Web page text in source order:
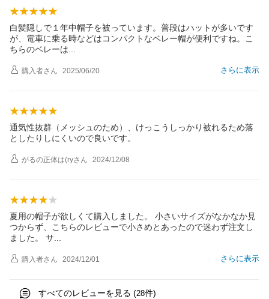
白髪隠しで１年中帽子を被っています。普段はハットが多いです
が、電車に乗る時などはコンパクトなベレー帽が便利ですね。こ
ちらのベレーは
さらに表示
購入者さん 2025/06/20
通気性抜群（メッシュのため）、けっこうしっかり被れるため落
としたりしにくいので良いです。
がるの正体は(ryさん 2024/12/08
夏用の帽子が欲しくて購入しました。 小さいサイズがなかなか見
つからず、こちらのレビューで小さめとあったので迷わず注文し
ました。 サ
さらに表示
購入者さん 2024/12/01
すべてのレビューを見る (28件)